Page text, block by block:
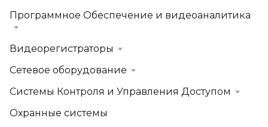
Программное Обеспечение и видеоаналитика
Видеорегистраторы
Сетевое оборудование
Системы Контроля и Управления Доступом
Охранные системы